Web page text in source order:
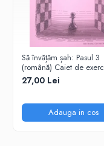
Tabla De Demonstratie
Tactica
Să învățăm șah: Pasul 3
(română) Caiet de
27,00 Lei
Adauga in cos